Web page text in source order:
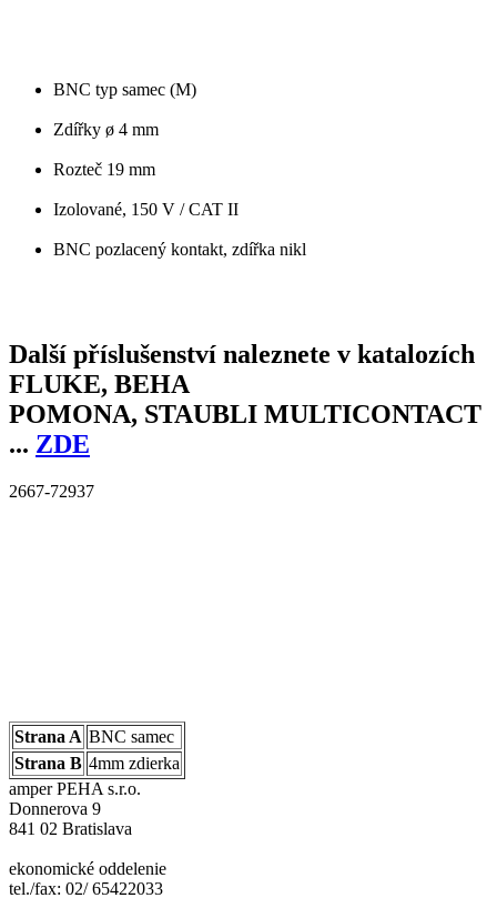
BNC typ samec (M)
Zdířky ø 4 mm
Rozteč 19 mm
Izolované, 150 V / CAT II
BNC pozlacený kontakt, zdířka nikl
Další příslušenství naleznete v katalozích
FLUKE, BEHA
POMONA, STAUBLI MULTICONTACT
... ZDE
2667-72937
Strana A BNC samec
Strana B 4mm zdierka
amper PEHA s.r.o.
Donnerova 9
841 02 Bratislava
ekonomické oddelenie
tel./fax: 02/ 65422033